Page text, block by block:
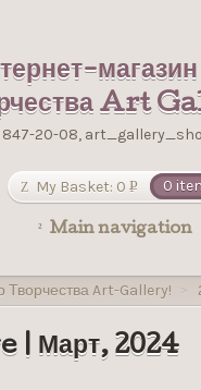
Art
847-20-08,
My Basket: 0Р
0
Main navigation
Творчества Art-Gallery! >
| Март, 2024